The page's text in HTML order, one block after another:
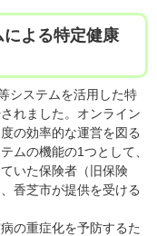
よる特定健康
システムを活用した特
れました。オンライン
の効率的な運営を図る
ムの機能の1つとして、
いた保険者（旧保険
香芝市が提供を受ける
の重症化を予防するた